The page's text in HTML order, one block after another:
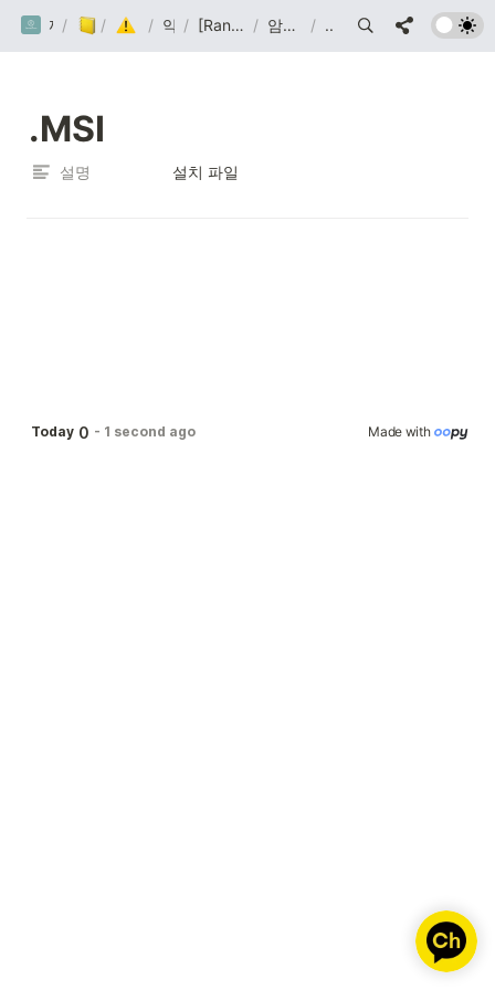
까망눈 연구소
/ Post
/ Malware
/ 악코분
/ [Ransomware] clob 랜섬웨어 분석 / 암호화 제외 확장자 / .MSI
.MSI
설명 설치 파일
Today 0 - 1 second ago Made with